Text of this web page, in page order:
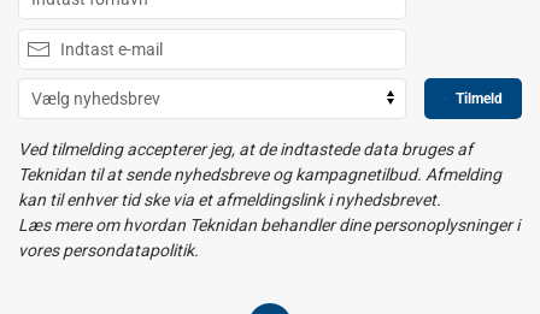
Tilmeld
Ved tilmelding accepterer jeg, at de indtastede data bruges af
Teknidan til at sende nyhedsbreve og kampagnetilbud. Afmelding
kan til enhver tid ske via et afmeldingslink i nyhedsbrevet.
Læs mere om hvordan Teknidan behandler dine personoplysninger i
vores persondatapolitik.